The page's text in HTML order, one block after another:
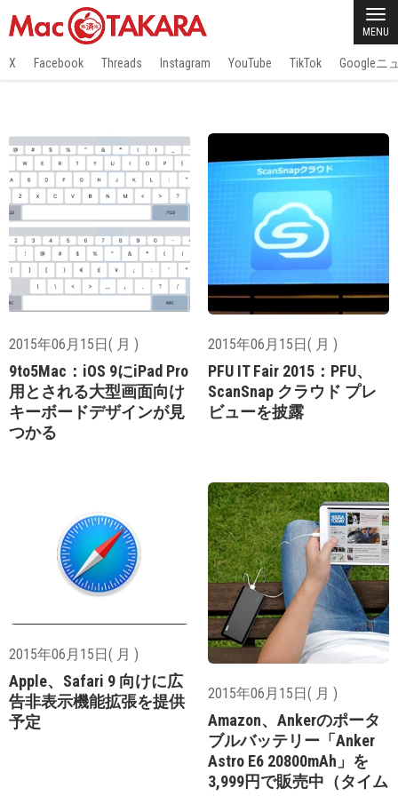
MENU
X Facebook Threads Instagram YouTube TikTok Googleニ
2015年06月15日( 月 )
9to5Mac：iOS 9にiPad Pro
用とされる大型画面向け
キーボードデザインが見
つかる
2015年06月15日( 月 )
PFU IT Fair 2015：PFU、
ScanSnap クラウド プレ
ビューを披露
2015年06月15日( 月 )
Apple、Safari 9 向けに広
告非表示機能拡張を提供
予定
2015年06月15日( 月 )
Amazon、Ankerのポータ
ブルバッテリー「Anker
Astro E6 20800mAh」を
3,999円で販売中（タイム